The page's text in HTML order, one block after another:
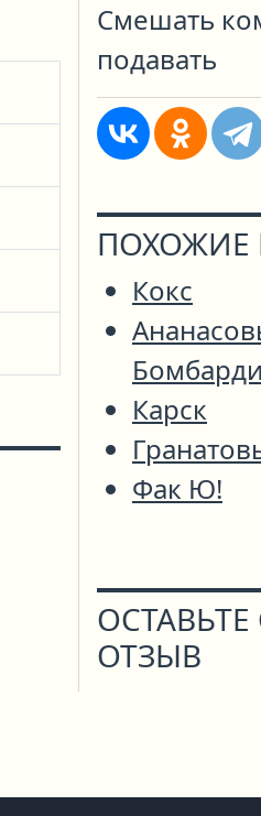
Смешать
подавать
ПОХОЖИЕ
Кокс
Карск
Фак Ю!
ОТЗЫВ